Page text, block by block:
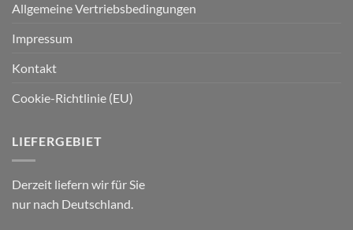
Allgemeine Vertriebsbedingungen
Impressum
Kontakt
Cookie-Richtlinie (EU)
LIEFERGEBIET
Derzeit liefern wir für Sie
nur nach Deutschland.